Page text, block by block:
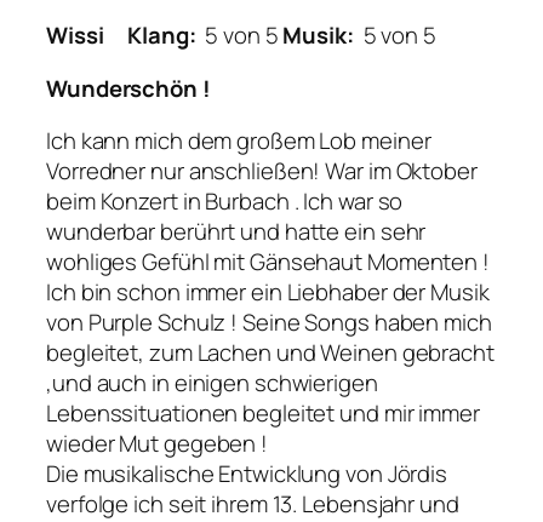
Wissi
Klang: 5 von 5Musik: 5 von 5
Wunderschön !
Ich kann mich dem großem Lob meiner
Vorredner nur anschließen! War im Oktober
beim Konzert in Burbach . Ich war so
wunderbar berührt und hatte ein sehr
wohliges Gefühl mit Gänsehaut Momenten !
Ich bin schon immer ein Liebhaber der Musik
von Purple Schulz ! Seine Songs haben mich
begleitet, zum Lachen und Weinen gebracht
,und auch in einigen schwierigen
Lebenssituationen begleitet und mir immer
wieder Mut gegeben !
Die musikalische Entwicklung von Jördis
verfolge ich seit ihrem 13. Lebensjahr und